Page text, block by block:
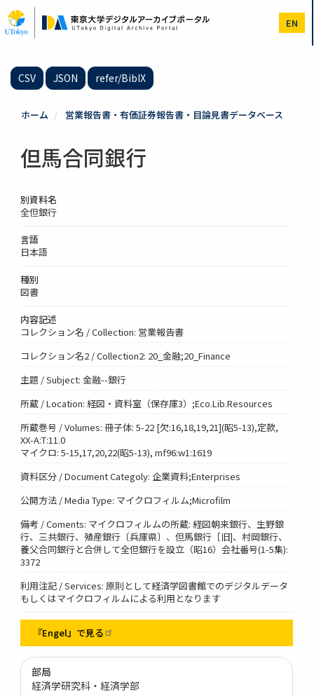
イ
ン
EN
CSV JSON refer/BibIX
ホーム 営業報告書・有価証券報告書・目論見書データベース
但馬合同銀行
別資料名
全但銀行
言語
日本語
種別
図書
内容記述
コレクション名 / Collection: 営業報告書
コレクション名2 / Collection2: 20_金融;20_Finance
主題 / Subject: 金融--銀行
所蔵 / Location: 経図・資料室（保存庫3）;Eco.Lib.Resources
所蔵巻号 / Volumes: 冊子体: 5-22 [欠:16,18,19,21](昭5-13),定款,
XX-A:T:11.0
マイクロ: 5-15,17,20,22(昭5-13), mf96:w1:1619
資料区分 / Document Categoly: 企業資料;Enterprises
公開方法 / Media Type: マイクロフィルム;Microfilm
備考 / Coments: マイクロフィルムの所蔵: 経図朝来銀行、生野銀
行、三共銀行、殖産銀行〔兵庫県〕、但馬銀行［旧]、村岡銀行、
養父合同銀行と合併して全但銀行を設立（昭16）会社番号(1-5集):
3372
利用注記 / Services: 原則として経済学図書館でのデジタルデータ
もしくはマイクロフィルムによる利用となります
『Engel』で見る
部局
経済学研究科・経済学部